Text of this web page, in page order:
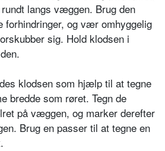
langs væggen. Brug den
forhindringer, og vær omhyggelig
sig. Hold klodsen i
klodsen som hjælp til at tegne
bredde som røret. Tegn de
på væggen, og marker derefter
Brug en passer til at tegne en